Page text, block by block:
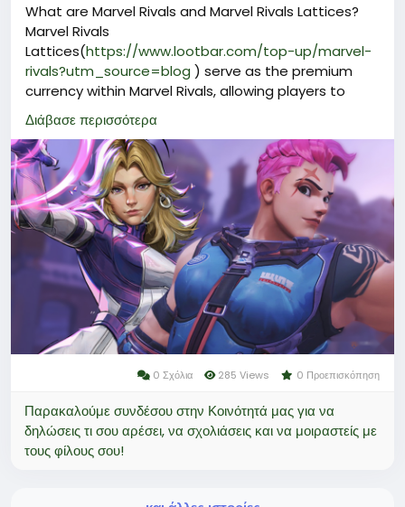
What are Marvel Rivals and Marvel Rivals Lattices?
Marvel Rivals
Lattices(https://www.lootbar.com/top-up/marvel-
rivals?utm_source=blog ) serve as the premium
currency within Marvel Rivals, allowing players to
unlock a variety of exclusive cosmetic items
including skins, emotes, and other customization
options to enhance their gameplay experience.
Players can obtain Marvel Rivals Lattices by
purchasing them through reputable game trading
platforms such as LootBar, where top-up services
are available for quick and secure transactions. This
makes it easy for fans to access new content and
personalize their favorite heroes in the vibrant world
of Marvel Rivals.
Διάβασε περισσότερα
0 Σχόλια 285 Views 0 Προεπισκόπηση
Παρακαλούμε συνδέσου στην Κοινότητά μας για να
δηλώσεις τι σου αρέσει, να σχολιάσεις και να μοιραστείς με
τους φίλους σου!